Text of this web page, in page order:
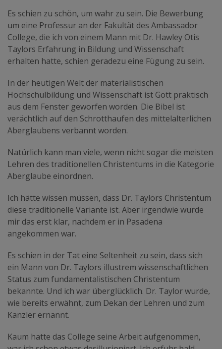
Es schien zu schön, um wahr zu sein. Die Bewerbung
um eine Professur an der Fakultät des Ambassador
College, die ich von einem Mann mit Dr. Hawley Otis
Taylors Erfahrung in Bildung und Wissenschaft
erhalten hatte, schien geradezu eine Fügung zu sein.
In der heutigen Welt der materialistischen
Hochschulbildung und Wissenschaft ist Gott praktisch
aus dem Fenster geworfen worden. Die Bibel ist
verächtlich auf den Schrotthaufen des mittelalterlichen
Aberglaubens verbannt worden.
Natürlich kann man viele, wenn nicht sogar die meisten
Lehren des traditionellen Christentums in die Kategorie
Aberglaube einordnen.
Ich hätte wissen müssen, dass Dr. Taylors Christentum
diese traditionelle Variante ist. Aber irgendwie wurde
mir das erst klar, nachdem er in Pasadena
angekommen war.
Es schien in der Tat eine Seltenheit zu sein, dass sich
ein Mann von Dr. Taylors illustrem wissenschaftlichen
Status zum fundamentalistischen Christentum
bekannte. Und ich war überglücklich. Dr. Taylor wurde,
wie bereits erwähnt, zum Dekan der Lehren und zum
Kanzler ernannt.
Kaum hatte das College seine Arbeit aufgenommen,